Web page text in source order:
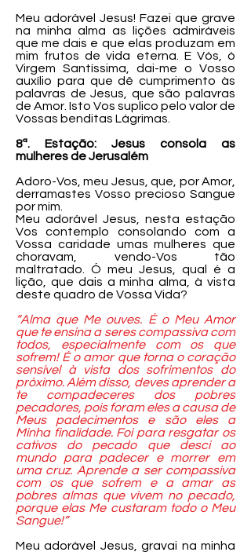
Meu adorável Jesus! Fazei que grave
na minha alma as lições admiráveis
que me dais e que elas produzam em
mim frutos de vida eterna. E Vós, ó
Virgem Santíssima, dai-me o Vosso
auxílio para que dê cumprimento às
palavras de Jesus, que são palavras
de Amor. Isto Vos suplico pelo valor de
Vossas benditas Lágrimas.
8ª. Estação: Jesus consola as
mulheres de Jerusalém
Adoro-Vos, meu Jesus, que, por Amor,
derramastes Vosso precioso Sangue
por mim.
Meu adorável Jesus, nesta estação
Vos contemplo consolando com a
Vossa caridade umas mulheres que
choravam, vendo-Vos tão
maltratado. Ó meu Jesus, qual é a
lição, que dais a minha alma, à vista
deste quadro de Vossa Vida?
“Alma que Me ouves. É o Meu Amor
que te ensina a seres compassiva com
todos, especialmente com os que
sofrem! É o amor que torna o coração
sensível à vista dos sofrimentos do
próximo. Além disso, deves aprender a
te compadeceres dos pobres
pecadores, pois foram eles a causa de
Meus padecimentos e são eles a
Minha finalidade. Foi para resgatar os
cativos do pecado que desci ao
mundo para padecer e morrer em
uma cruz. Aprende a ser compassiva
com os que sofrem e a amar as
pobres almas que vivem no pecado,
porque elas Me custaram todo o Meu
Sangue!”
Meu adorável Jesus, gravai na minha